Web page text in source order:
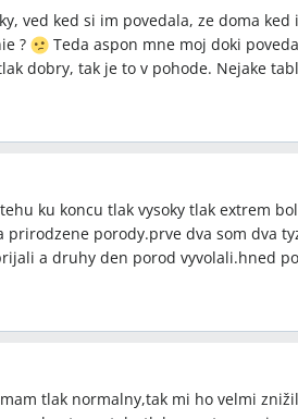
prepúšťaní upravili.
aby lekári brali výsledky vážne?
(ráno, večer, prípadne pred
knižky a priniesť súhrn
a zaznamenávali rozsahy 110–125/
vyššími ordinačnými hodnotami a
pre správne rozhodovanie.
reálneho krvného tlaku.
tehotenskej knižky a dohoda s
pomáhajú znižovať zbytočný
ved ked si im povedala, ze doma ked
?
Teda aspon mne moj doki
dobry, tak je to v pohode. Nejake
ku koncu tlak vysoky tlak extrem
prirodzene porody.prve dva som dva
a druhy den porod vyvolali.hned
tlak normalny,tak mi ho velmi